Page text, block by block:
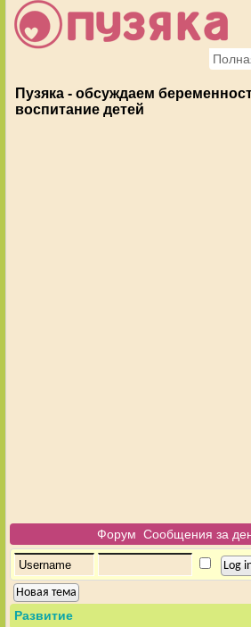
Пузяка - обсуждаем
воспитание детей
Форум Сообщения за
Новая тема
Развитие